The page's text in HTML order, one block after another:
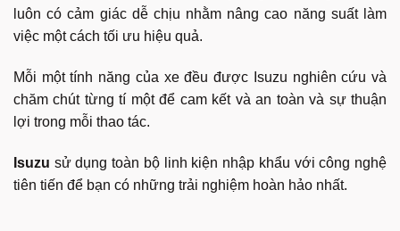
luôn có cảm giác dễ chịu nhằm nâng cao năng suất làm
việc một cách tối ưu hiệu quả.
Mỗi một tính năng của xe đều được Isuzu nghiên cứu và
chăm chút từng tí một để cam kết và an toàn và sự thuận
lợi trong mỗi thao tác.
Isuzu sử dụng toàn bộ linh kiện nhập khẩu với công nghệ
tiên tiến để bạn có những trải nghiệm hoàn hảo nhất.